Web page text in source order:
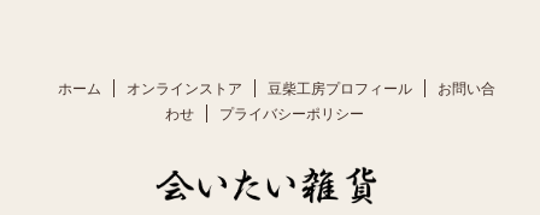
ホーム オンラインストア 豆柴工房プロフィール
お問い合
わせ
プライバシーポリシー